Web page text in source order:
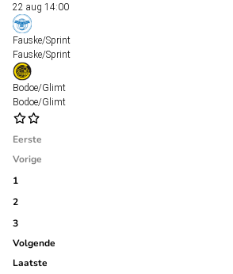
22 aug 14:00
Fauske/Sprint
Fauske/Sprint
Bodoe/Glimt
Bodoe/Glimt
Eerste
Vorige
1
2
3
Volgende
Laatste